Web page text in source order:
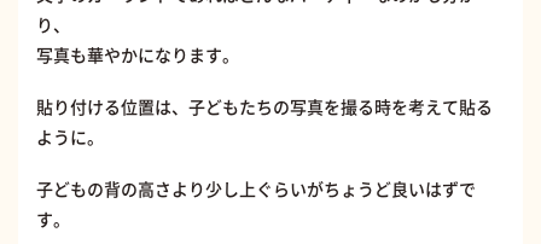
り、
写真も華やかになります。
貼り付ける位置は、子どもたちの写真を撮る時を考えて貼る
ように。
子どもの背の高さより少し上ぐらいがちょうど良いはずで
す。